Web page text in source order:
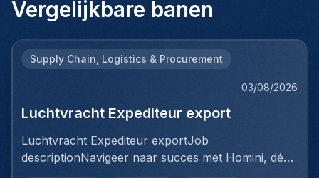
Vergelijkbare banen
Supply Chain, Logistics & Procurement
03/08/2026
Luchtvracht Expediteur export
Luchtvracht Expediteur exportJob
descriptionNavigeer naar succes met Homini, dé
brug tussen talent en uitmuntende opportuniteiten